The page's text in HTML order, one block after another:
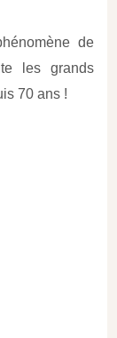
de
les grands
70 ans !